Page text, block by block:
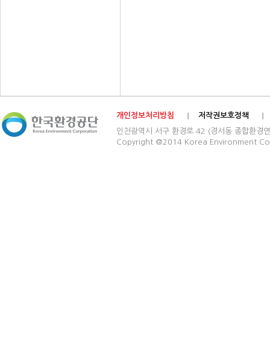
개인정보처리방침
저작권보호정책
인천광역시 서구 환경로 42 (경서동 종합
Copyright @2014 Korea Environment